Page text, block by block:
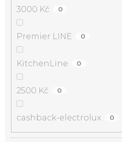
3000 Kč 0
Premier LINE 0
KitchenLine 0
2500 Kč 0
cashback-electrolux 0